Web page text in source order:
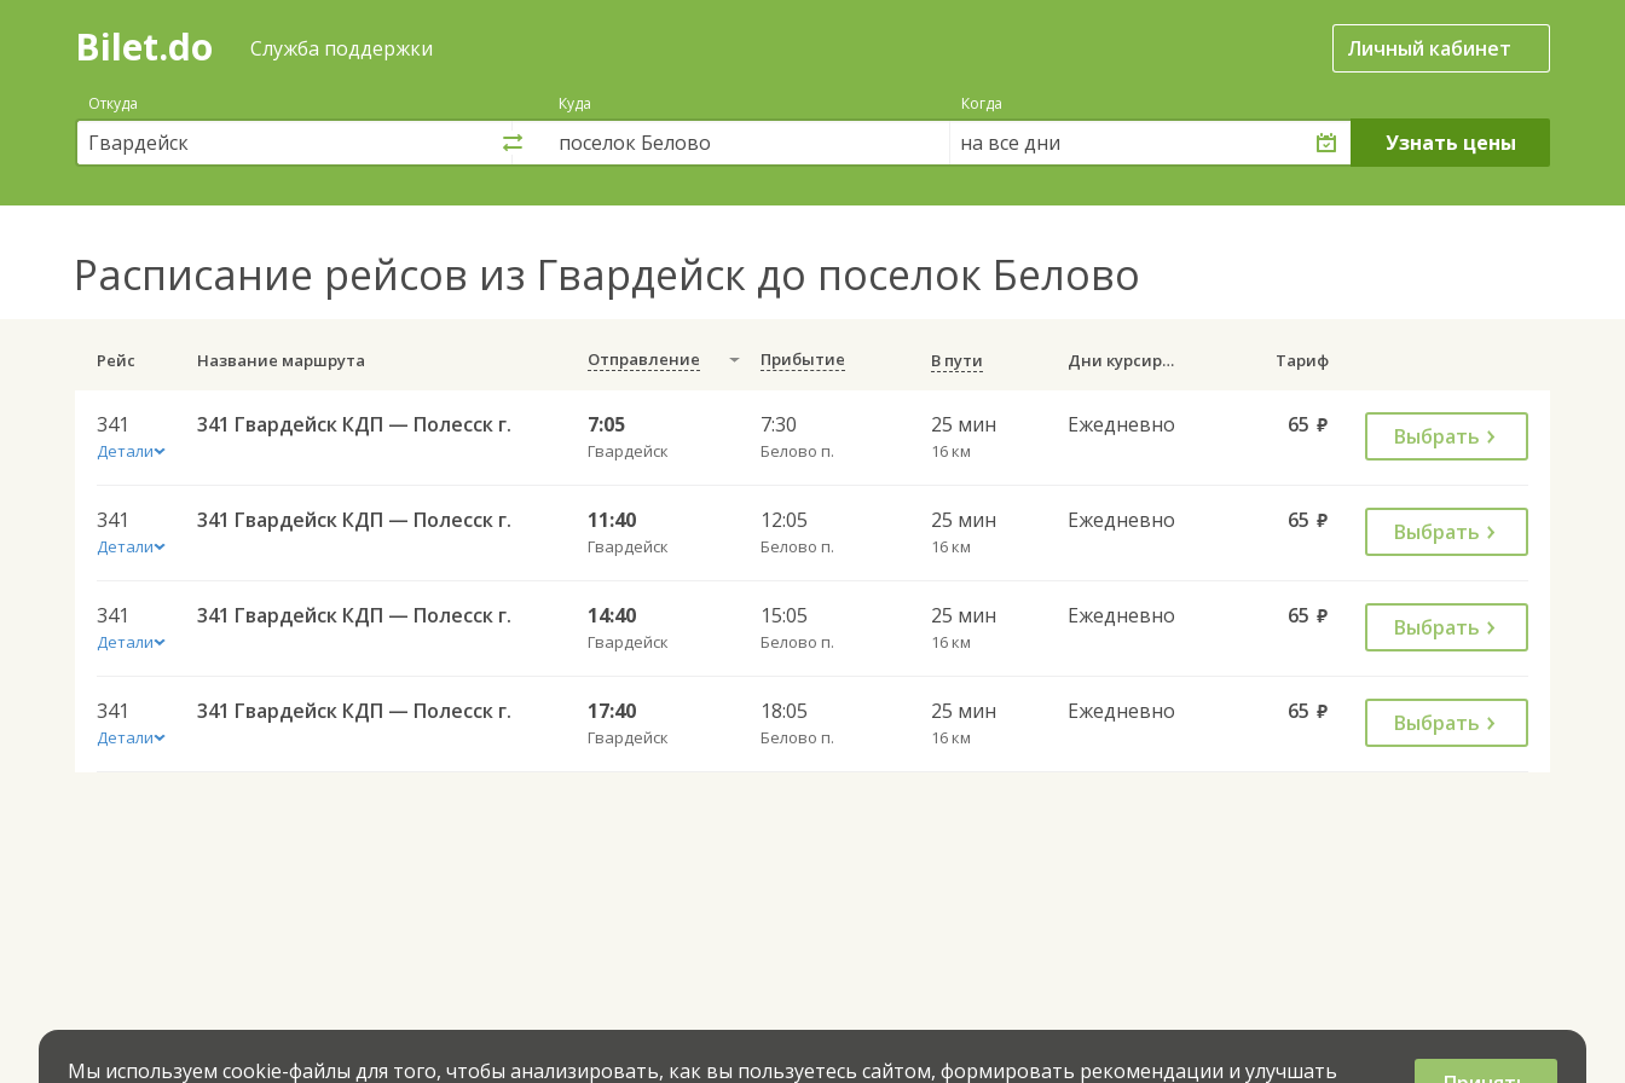
Поиск
покупка
билетов
автобус
онлайн
Bilet.do Служба поддержки Личный кабинет
Откуда Куда Когда
на все дни
Расписание рейсов из Гвардейск до поселок Белово
Рейс Название маршрута Отправление Прибытие В пути Дни курсирования Тариф
341
Детали
341 Гвардейск КДП — Полесск г. 7:05
Гвардейск
7:30
Белово п.
25 мин
16 км
Ежедневно 65 руб. Выбрать
341
Детали
341 Гвардейск КДП — Полесск г. 11:40
Гвардейск
12:05
Белово п.
25 мин
16 км
Ежедневно 65 руб. Выбрать
341
Детали
341 Гвардейск КДП — Полесск г. 14:40
Гвардейск
15:05
Белово п.
25 мин
16 км
Ежедневно 65 руб. Выбрать
341
Детали
341 Гвардейск КДП — Полесск г. 17:40
Гвардейск
18:05
Белово п.
25 мин
16 км
Ежедневно 65 руб. Выбрать
Мы используем cookie-файлы для того, чтобы анализировать, как вы пользуетесь сайтом, формировать рекомендации и улучшать